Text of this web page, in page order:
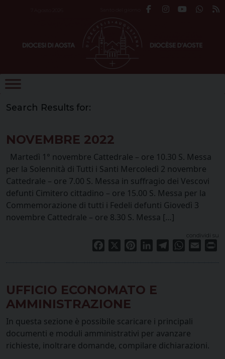
Search Results for:
NOVEMBRE 2022
Martedì 1° novembre Cattedrale – ore 10.30 S. Messa
per la Solennità di Tutti i Santi Mercoledì 2 novembre
Cattedrale – ore 7.00 S. Messa in suffragio dei Vescovi
defunti Cimitero cittadino – ore 15.00 S. Messa per la
Commemorazione di tutti i Fedeli defunti Giovedì 3
novembre Cattedrale – ore 8.30 S. Messa […]
condividi su
Facebook PinterestLinkedInTelegramWhatsApp
Email
UFFICIO ECONOMATO E
AMMINISTRAZIONE
In questa sezione è possibile scaricare i principali
documenti e moduli amministrativi per avanzare
richieste, inoltrare domande, compilare dichiarazioni.